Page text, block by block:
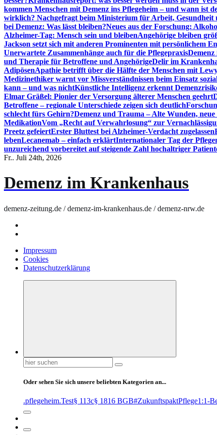
kommen Menschen mit Demenz ins Pflegeheim – und wann ist
wirklich? Nachgefragt beim Ministerium für Arbeit, Gesundheit
bei Demenz: Was lässt bleiben?Neues aus der Forschung:
Alzheimer-Tag: Mensch sein und bleibenAngehörige bleiben
Jackson setzt sich mit anderen Prominenten mit persönlichem
Unerwartete Zusammenhänge auch für die Pflegepraxis
und Therapie für Betroffene und AngehörigeDelir im
AdipösenApathie betrifft über die Hälfte der Menschen mit
Medizinethiker warnt vor Missverständnissen beim Einsatz
kann – und was nichtKünstliche Intelligenz erkennt
Elmar Gräßel: Pionier der Versorgung älterer Menschen geehrt
Betroffene – regionale Unterschiede zeigen sich deutlich
schlecht fürs Gehirn?Demenz und Trauma – Alte Wunden,
MedikationVom „Recht auf Verwahrlosung“ zur
Preetz gefeiertErster Bluttest bei Alzheimer-Verdacht zugelassen
lebenLecanemab – einfach erklärtInternationaler Tag der
unzureichend vorbereitet auf steigende Zahl hochaltriger
Fr.. Juli 24th, 2026
Demenz im Krankenhaus
demenz-zeitung.de / demenz-im-krankenhaus.de / demenz-nrw.de
Impressum
Cookies
Datenschutzerklärung
Suchen
nach:
Oder sehen Sie sich unsere beliebten Kategorien an...
.pflegeheim.Test§ 113c§ 1816 BGB#ZukunftspaktPflege1:1-